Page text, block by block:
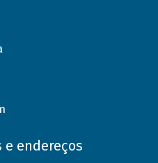
endereços